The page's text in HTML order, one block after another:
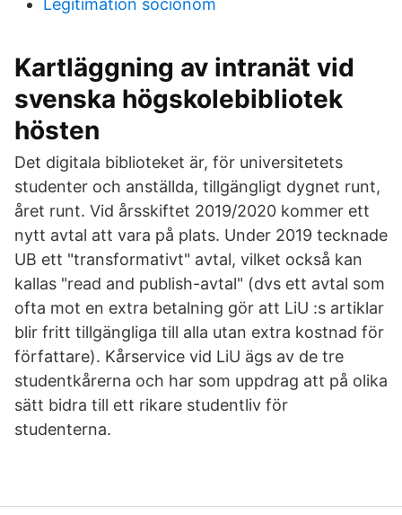
Legitimation socionom
Kartläggning av intranät vid
svenska högskolebibliotek
hösten
Det digitala biblioteket är, för universitetets
studenter och anställda, tillgängligt dygnet runt,
året runt. Vid årsskiftet 2019/2020 kommer ett
nytt avtal att vara på plats. Under 2019 tecknade
UB ett "transformativt" avtal, vilket också kan
kallas "read and publish-avtal" (dvs ett avtal som
ofta mot en extra betalning gör att LiU :s artiklar
blir fritt tillgängliga till alla utan extra kostnad för
författare). Kårservice vid LiU ägs av de tre
studentkårerna och har som uppdrag att på olika
sätt bidra till ett rikare studentliv för
studenterna.